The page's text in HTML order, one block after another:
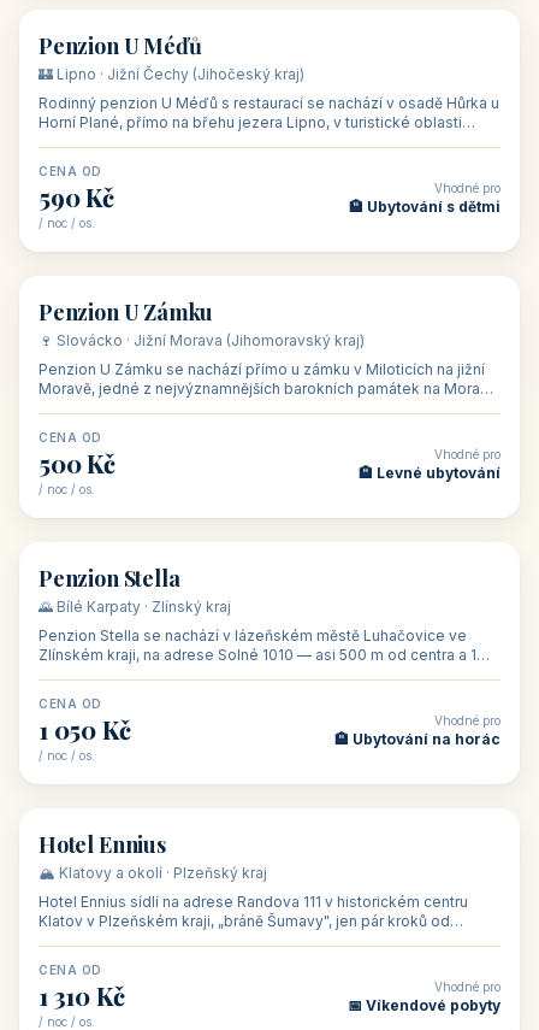
🏡 penzion
Penzion U Méďů
🏰 Lipno · Jižní Čechy (Jihočeský kraj)
Rodinný penzion U Méďů s restaurací se nachází v osadě Hůrka u
Horní Plané, přímo na břehu jezera Lipno, v turistické oblasti
CENA OD
590 Kč
/ noc / os.
Vhodné pro
🏨 Ubytování s dětmi
🏡 penzion
Penzion U Zámku
🍷 Slovácko · Jižní Morava (Jihomoravský kraj)
Penzion U Zámku se nachází přímo u zámku v Miloticích na jižní
Moravě, jedné z nejvýznamnějších barokních památek na Moravě,
CENA OD
500 Kč
/ noc / os.
Vhodné pro
🏨 Levné ubytování
🏡 penzion
Penzion Stella
🌄 Bílé Karpaty · Zlínský kraj
Penzion Stella se nachází v lázeňském městě Luhačovice ve
Zlínském kraji, na adrese Solné 1010 — asi 500 m od centra a 1
CENA OD
1 050 Kč
/ noc / os.
Vhodné pro
🏨 Ubytování na horác
🏨 hotel
Hotel Ennius
🏔️ Klatovy a okolí · Plzeňský kraj
Hotel Ennius sídlí na adrese Randova 111 v historickém centru
Klatov v Plzeňském kraji, „bráně Šumavy", jen pár kroků od
CENA OD
1 310 Kč
/ noc / os.
Vhodné pro
📅 Víkendové pobyty